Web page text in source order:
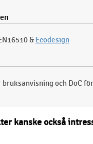
& Ecodesign
bruksanvisning och DoC
kanske också